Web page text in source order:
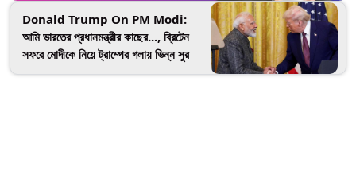
Donald Trump On PM Modi:
আমি ভারতের প্রধানমন্ত্রীর কাছের..., ব্রিটেন
সফরে মোদীকে নিয়ে ট্রাম্পের গলায় ভিন্ন সুর